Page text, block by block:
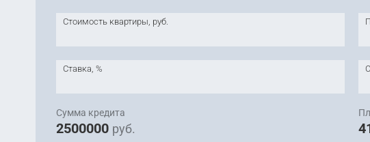
Стоимость квартиры, руб.
Ставка, %
Сумма кредита
2500000 руб.